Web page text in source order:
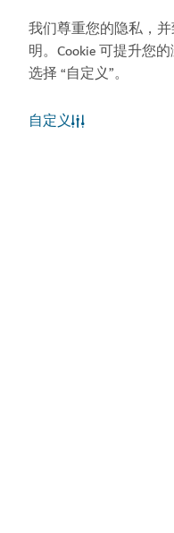
我们尊重您的隐私，
明。Cookie 可提升您
选择 “自定义”。
自定义
下载应用程序